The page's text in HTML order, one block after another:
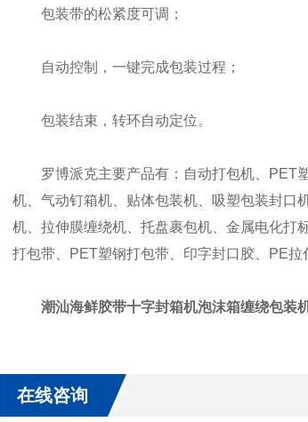
包装带的松紧度可调；
自动控制，一键完成包装过程；
包装结束，转环自动定位。
罗博派克主要产品有：自动打包机、PET塑
机、气动钉箱机、贴体包装机、吸塑包装封口
机、拉伸膜缠绕机、托盘裹包机、金属电化打
打包带、PET塑钢打包带、印字封口胶、PE拉
潮汕海鲜胶带十字封箱机泡沫箱缠绕包装
在线咨询